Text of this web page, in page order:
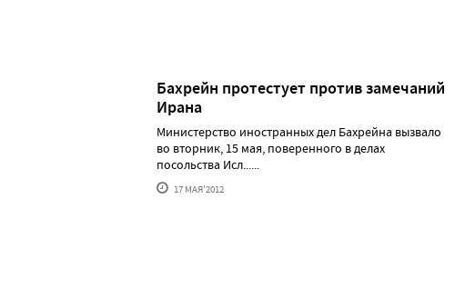
Бахрейн протестует против замечаний
Ирана
Министерство иностранных дел Бахрейна вызвало
во вторник, 15 мая, поверенного в делах
посольства Исл......
17 МАЯ'2012